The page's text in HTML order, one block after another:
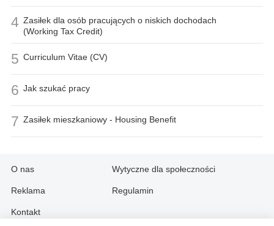
4 Zasiłek dla osób pracujących o niskich dochodach
(Working Tax Credit)
5 Curriculum Vitae (CV)
6 Jak szukać pracy
7 Zasiłek mieszkaniowy - Housing Benefit
O nas
Reklama
Kontakt
Wytyczne dla społeczności
Regulamin